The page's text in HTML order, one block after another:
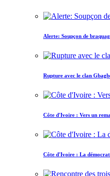
Alerte: Soupçon de
Rupture avec le clan
Côte d'Ivoire : Vers un
Côte d'Ivoire : La